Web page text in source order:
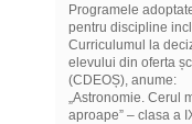
Programele
pentru discipline
Curriculumul la
elevului din oferta
(CDEOȘ), anume:
„Astronomie. Cerul
aproape” – clasa a